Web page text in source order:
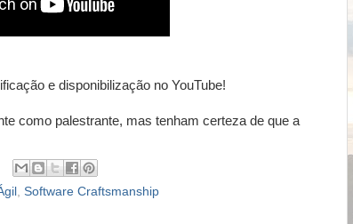
e disponibilização no YouTube!
como palestrante, mas tenham certeza de que a
, Software Craftsmanship